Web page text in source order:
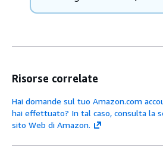
Risorse correlate
Hai domande sul tuo Amazon.com
hai effettuato? In tal caso, consulta la
sito Web di Amazon.